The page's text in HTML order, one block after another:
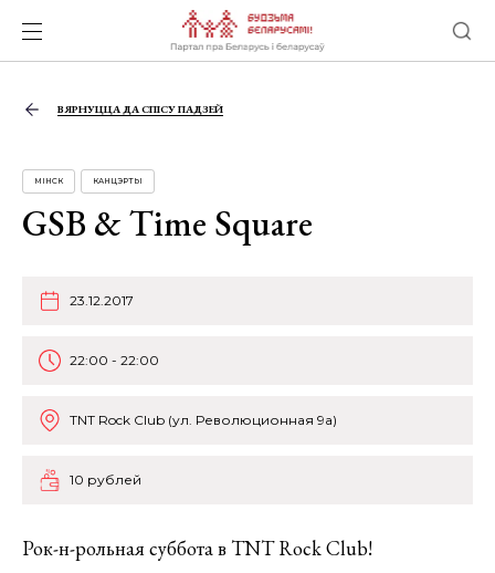
ВЯРНУЦЦА ДА СПІСУ ПАДЗЕЙ
МІНСК КАНЦЭРТЫ
GSB & Time Square
23.12.2017
22:00 - 22:00
TNT Rock Club (ул. Революционная 9а)
10 рублей
Рок-н-рольная суббота в TNT Rock Club!